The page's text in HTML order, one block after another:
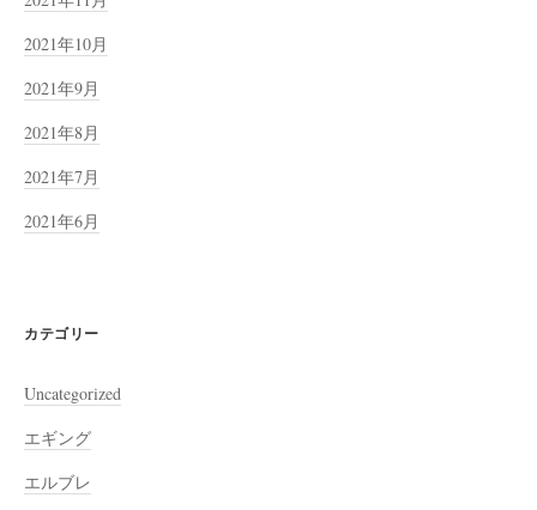
2021年10月
2021年9月
2021年8月
2021年7月
2021年6月
カテゴリー
Uncategorized
エギング
エルブレ